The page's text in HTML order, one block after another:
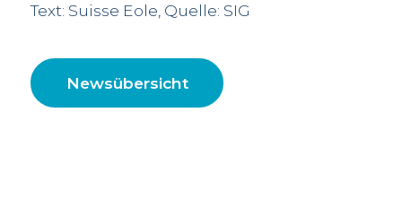
Text: Suisse Eole, Quelle: SIG
Newsübersicht